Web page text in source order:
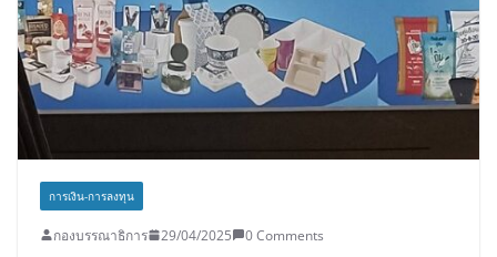
การเงิน-การลงทุน
กองบรรณาธิการ 29/04/2025 0 Comments